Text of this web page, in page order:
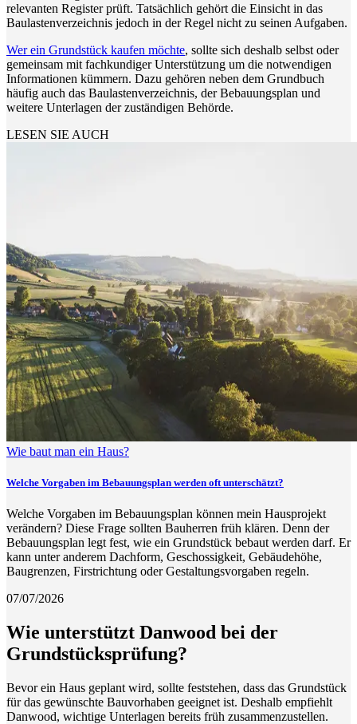
relevanten Register prüft. Tatsächlich gehört die Einsicht in das
Baulastenverzeichnis jedoch in der Regel nicht zu seinen Aufgaben.
Wer ein Grundstück kaufen möchte, sollte sich deshalb selbst oder
gemeinsam mit fachkundiger Unterstützung um die notwendigen
Informationen kümmern. Dazu gehören neben dem Grundbuch
häufig auch das Baulastenverzeichnis, der Bebauungsplan und
weitere Unterlagen der zuständigen Behörde.
LESEN SIE AUCH
Wie baut man ein Haus?
Welche Vorgaben im Bebauungsplan werden oft unterschätzt?
Welche Vorgaben im Bebauungsplan können mein Hausprojekt
verändern? Diese Frage sollten Bauherren früh klären. Denn der
Bebauungsplan legt fest, wie ein Grundstück bebaut werden darf. Er
kann unter anderem Dachform, Geschossigkeit, Gebäudehöhe,
Baugrenzen, Firstrichtung oder Gestaltungsvorgaben regeln.
07/07/2026
Wie unterstützt Danwood bei der
Grundstücksprüfung?
Bevor ein Haus geplant wird, sollte feststehen, dass das Grundstück
für das gewünschte Bauvorhaben geeignet ist. Deshalb empfiehlt
Danwood, wichtige Unterlagen bereits früh zusammenzustellen.